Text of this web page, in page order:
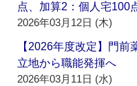
点、加算2：個人宅100
2026年03月12日 (木)
【2026年度改定】門
立地から職能発揮へ
2026年03月11日 (水)